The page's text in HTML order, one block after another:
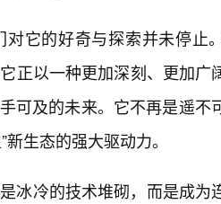
它的好奇与探索并未停止
正以一种更加深刻、更加广
及的未来。它不再是遥不
生态的强大驱动力。
冰冷的技术堆砌，而是成为